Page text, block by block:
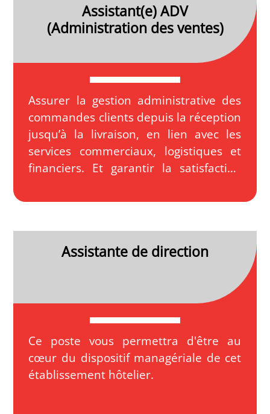
Assistant(e) ADV
(Administration des ventes)
Assurer la gestion administrative des
commandes clients depuis la réception
jusqu’à la livraison, en lien avec les
services commerciaux, logistiques et
financiers. Et garantir la satisfaction
bonne communication.
Assistante de direction
Ce poste vous permettra d'être au
cœur du dispositif managériale de cet
établissement hôtelier.